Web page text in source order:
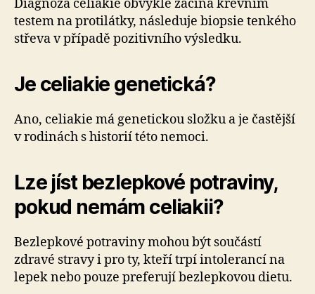
Diagnóza celiakie obvykle začíná krevním
testem na protilátky, následuje biopsie tenkého
střeva v případě pozitivního výsledku.
Je celiakie genetická?
Ano, celiakie má genetickou složku a je častější
v rodinách s historií této nemoci.
Lze jíst bezlepkové potraviny,
pokud nemám celiakii?
Bezlepkové potraviny mohou být součástí
zdravé stravy i pro ty, kteří trpí intolerancí na
lepek nebo pouze preferují bezlepkovou dietu.